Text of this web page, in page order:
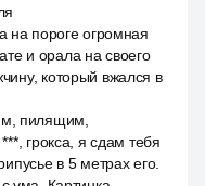
на пороге огромная
и орала на своего
который вжался в
пилящим,
грокса, я сдам тебя
в 5 метрах его.